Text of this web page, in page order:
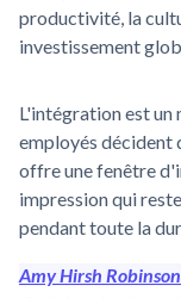
productivité, la
investissement
L'intégration est un
employés décident
offre une fenêtre
impression qui
pendant toute la
Amy Hirsh Robinson